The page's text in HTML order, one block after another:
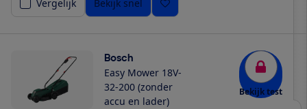
Vergelijk
Bekijk snel
Bosch
Easy Mower 18V-
32-200 (zonder
accu en lader)
Bekijk test